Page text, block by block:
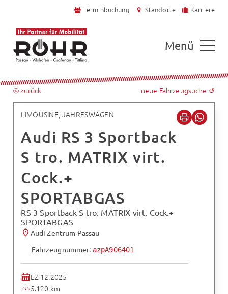
Terminbuchung Standorte Karriere
Menü
⧀ zurück neue Fahrzeugsuche ↺
LIMOUSINE, JAHRESWAGEN
Audi RS 3 Sportback
S tro. MATRIX virt.
Cock.+
SPORTABGAS
RS 3 Sportback S tro. MATRIX virt. Cock.+
SPORTABGAS
Audi Zentrum Passau
Fahrzeugnummer: azpA906401
EZ 12.2025
5.120 km